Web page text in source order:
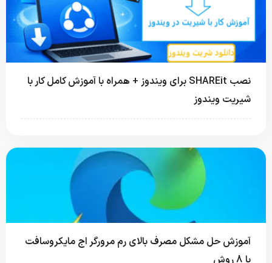
نصب SHAREit برای ویندوز + همراه با آموزش کامل کار با
مشکل مصرف بالای رم مرورگر اج مایکروسافت